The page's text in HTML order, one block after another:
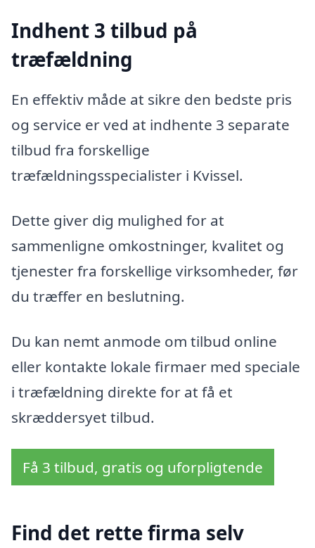
Indhent 3 tilbud på
træfældning
En effektiv måde at sikre den bedste pris
og service er ved at indhente 3 separate
tilbud fra forskellige
træfældningsspecialister i Kvissel.
Dette giver dig mulighed for at
sammenligne omkostninger, kvalitet og
tjenester fra forskellige virksomheder, før
du træffer en beslutning.
Du kan nemt anmode om tilbud online
eller kontakte lokale firmaer med speciale
i træfældning direkte for at få et
skræddersyet tilbud.
Få 3 tilbud, gratis og uforpligtende
Find det rette firma selv